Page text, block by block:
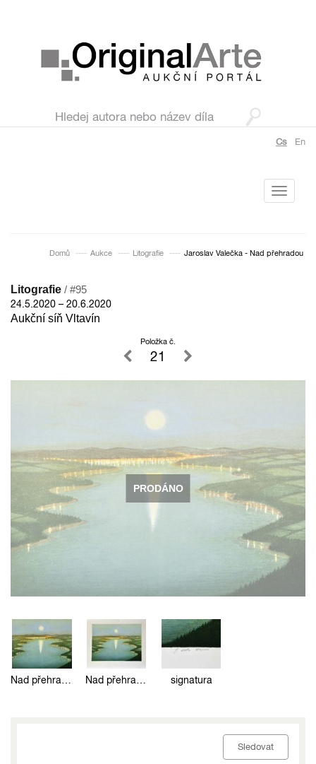
Cs En
Toggle
Domů Aukce Litografie Jaroslav Valečka - Nad přehradou
Litografie / #95
24.5.2020 – 20.6.2020
Aukční síň Vltavín
Položka č.
21
PRODÁNO
Nad přehradou Nad přehradou signatura
Sledovat